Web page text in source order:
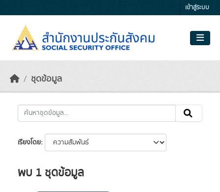
เข้าสู่ระบบ
ชุดข้อมูล
เรียงโดย
พบ 1 ชุดข้อมูล